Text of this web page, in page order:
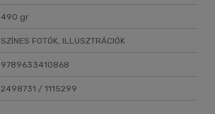
490 gr
SZÍNES FOTÓK, ILLUSZTRÁCIÓK
9789633410868
2498731 / 1115299